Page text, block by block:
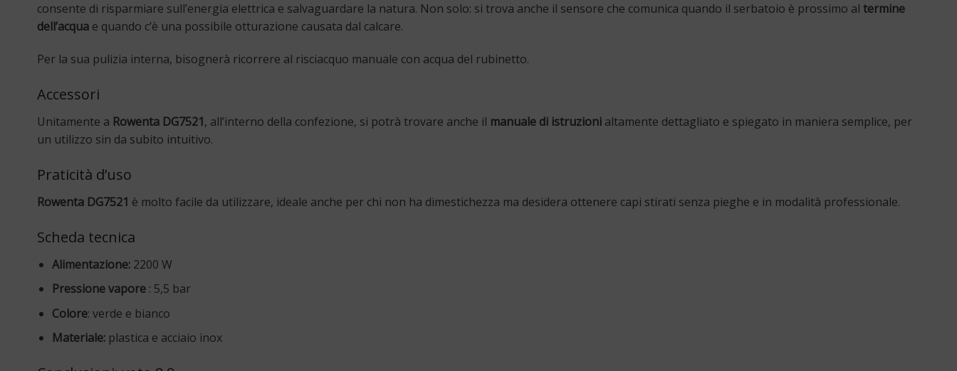
consente di risparmiare sull’energia elettrica e salvaguardare la natura. Non solo: si trova anche il sensore che comunica quando il serbatoio è prossimo al termine
dell’acqua e quando c’è una possibile otturazione causata dal calcare.
Per la sua pulizia interna, bisognerà ricorrere al risciacquo manuale con acqua del rubinetto.
Accessori
Unitamente a Rowenta DG7521, all’interno della confezione, si potrà trovare anche il manuale di istruzioni altamente dettagliato e spiegato in maniera semplice, per
un utilizzo sin da subito intuitivo.
Praticità d’uso
Rowenta DG7521 è molto facile da utilizzare, ideale anche per chi non ha dimestichezza ma desidera ottenere capi stirati senza pieghe e in modalità professionale.
Scheda tecnica
Alimentazione:2200 W
Pressione vapore: 5,5 bar
Colore: verde e bianco
Materiale:plastica e acciaio inox